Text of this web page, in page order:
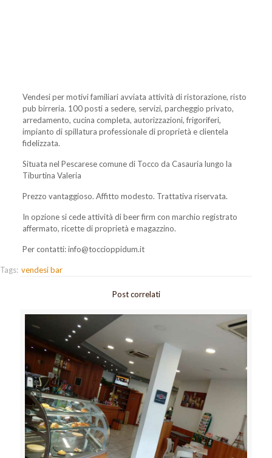
Vendesi per motivi familiari avviata attività di ristorazione, risto
pub birreria. 100 posti a sedere, servizi, parcheggio privato,
arredamento, cucina completa, autorizzazioni, frigoriferi,
impianto di spillatura professionale di proprietà e clientela
fidelizzata.
Situata nel Pescarese comune di Tocco da Casauria lungo la
Tiburtina Valeria
Prezzo vantaggioso. Affitto modesto. Trattativa riservata.
In opzione si cede attività di beer firm con marchio registrato
affermato, ricette di proprietà e magazzino.
Per contatti:info@toccioppidum.it
Tags: vendesi bar
Post correlati